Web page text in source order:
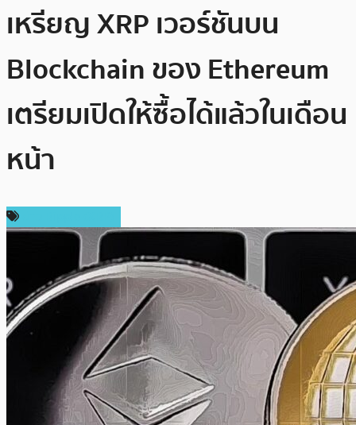
เหรียญ XRP เวอร์ชันบน
Blockchain ของ Ethereum
เตรียมเปิดให้ซื้อได้แล้วในเดือน
หน้า